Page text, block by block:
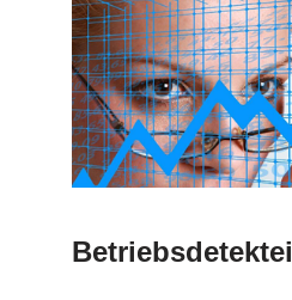
Betriebsdetektei